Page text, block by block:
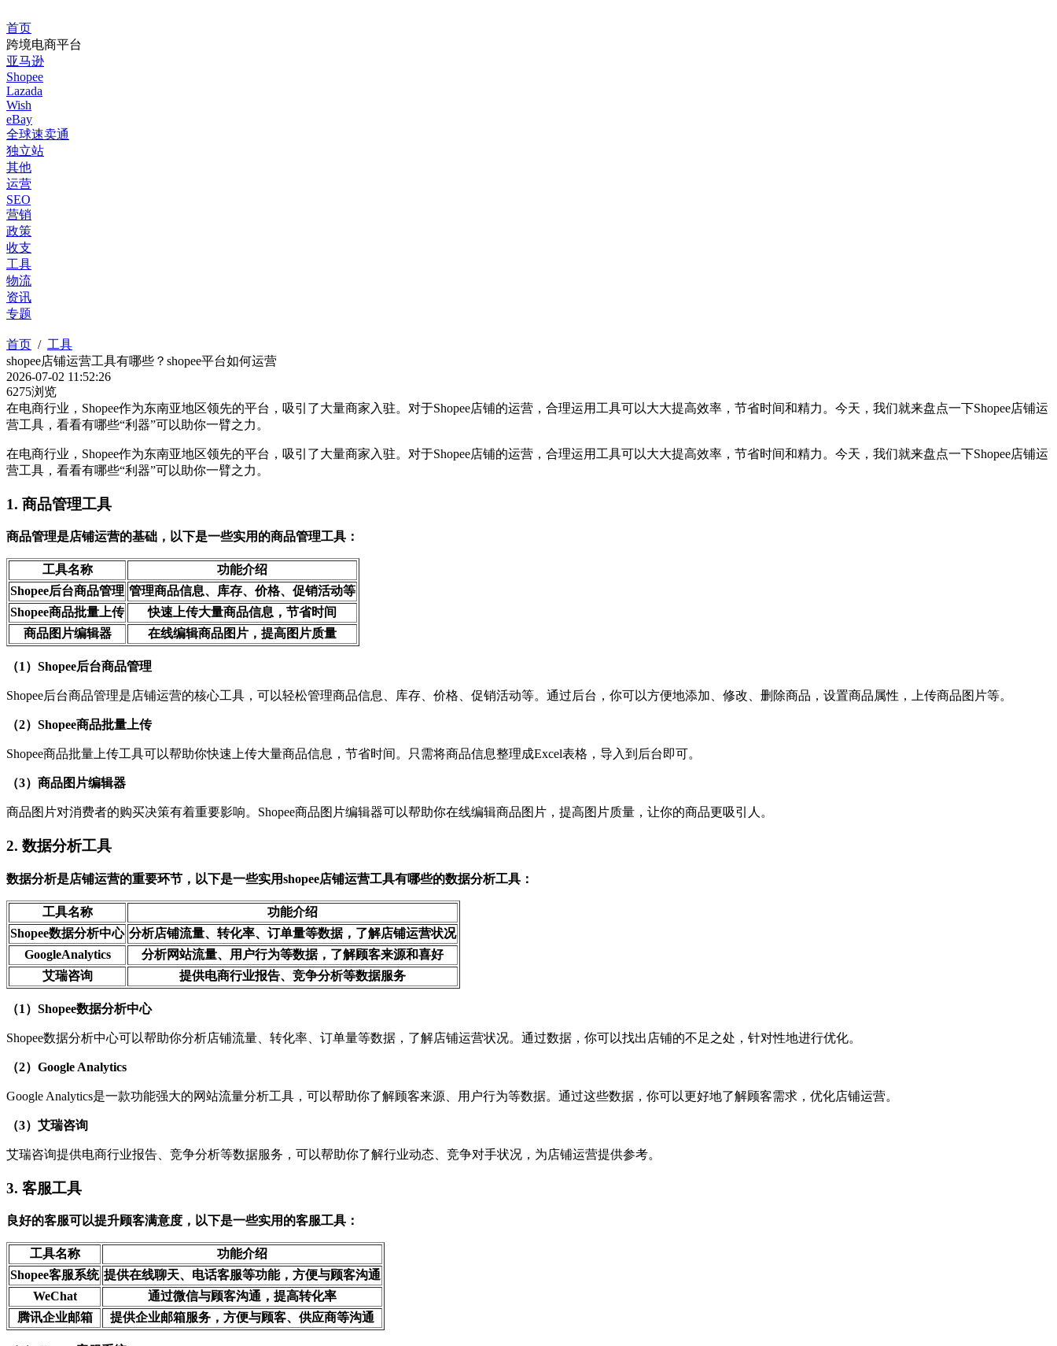
首页
跨境电商平台
亚马逊
Shopee
Lazada
Wish
eBay
全球速卖通
独立站
其他
运营
SEO
营销
政策
收支
工具
物流
资讯
专题
首页 / 工具
shopee店铺运营工具有哪些？shopee平台如何运营
2026-07-02 11:52:26
6275浏览
在电商行业，Shopee作为东南亚地区领先的平台，吸引了大量商家入驻。对于Shopee店铺的运营，合理运用工具可以大大提高效率，节省时间和精力。今天，我们就来盘点一下Shopee店铺运
营工具，看看有哪些“利器”可以助你一臂之力。
在电商行业，Shopee作为东南亚地区领先的平台，吸引了大量商家入驻。对于Shopee店铺的运营，合理运用工具可以大大提高效率，节省时间和精力。今天，我们就来盘点一下Shopee店铺运
营工具，看看有哪些“利器”可以助你一臂之力。
1. 商品管理工具
商品管理是店铺运营的基础，以下是一些实用的商品管理工具：
工具名称
功能介绍
Shopee后台商品管理 管理商品信息、库存、价格、促销活动等
Shopee商品批量上传
快速上传大量商品信息，节省时间
商品图片编辑器
在线编辑商品图片，提高图片质量
（1）Shopee后台商品管理
Shopee后台商品管理是店铺运营的核心工具，可以轻松管理商品信息、库存、价格、促销活动等。通过后台，你可以方便地添加、修改、删除商品，设置商品属性，上传商品图片等。
（2）Shopee商品批量上传
Shopee商品批量上传工具可以帮助你快速上传大量商品信息，节省时间。只需将商品信息整理成Excel表格，导入到后台即可。
（3）商品图片编辑器
商品图片对消费者的购买决策有着重要影响。Shopee商品图片编辑器可以帮助你在线编辑商品图片，提高图片质量，让你的商品更吸引人。
2. 数据分析工具
数据分析是店铺运营的重要环节，以下是一些实用shopee店铺运营工具有哪些的数据分析工具：
工具名称
功能介绍
Shopee数据分析中心 分析店铺流量、转化率、订单量等数据，了解店铺运营状况
GoogleAnalytics
分析网站流量、用户行为等数据，了解顾客来源和喜好
艾瑞咨询
提供电商行业报告、竞争分析等数据服务
（1）Shopee数据分析中心
Shopee数据分析中心可以帮助你分析店铺流量、转化率、订单量等数据，了解店铺运营状况。通过数据，你可以找出店铺的不足之处，针对性地进行优化。
（2）Google Analytics
Google Analytics是一款功能强大的网站流量分析工具，可以帮助你了解顾客来源、用户行为等数据。通过这些数据，你可以更好地了解顾客需求，优化店铺运营。
（3）艾瑞咨询
艾瑞咨询提供电商行业报告、竞争分析等数据服务，可以帮助你了解行业动态、竞争对手状况，为店铺运营提供参考。
3. 客服工具
良好的客服可以提升顾客满意度，以下是一些实用的客服工具：
工具名称
功能介绍
Shopee客服系统 提供在线聊天、电话客服等功能，方便与顾客沟通
WeChat
通过微信与顾客沟通，提高转化率
腾讯企业邮箱
提供企业邮箱服务，方便与顾客、供应商等沟通